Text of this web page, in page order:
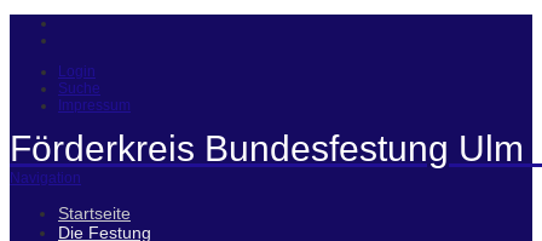
Login
Suche
Impressum
Förderkreis Bundesfestung Ulm
Navigation
Startseite
Die Festung